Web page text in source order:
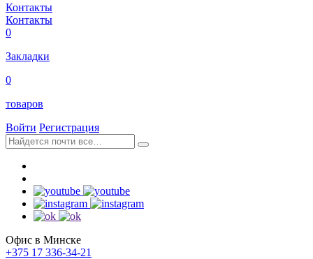
Контакты
Контакты
0
Закладки
0
товаров
Войти Регистрация
Офис в Минске
+375 17 336-34-21